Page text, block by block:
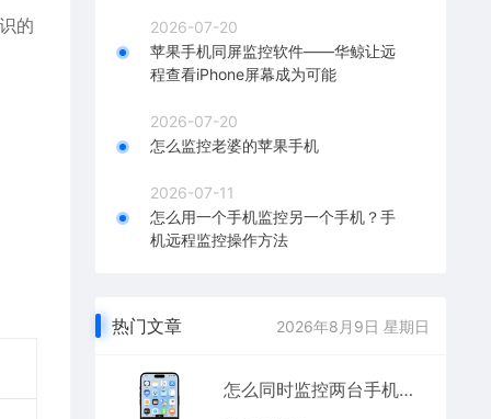
的
2026-07-20
苹果手机同屏监控软件——华鲸让远
程查看iPhone屏幕成为可能
2026-07-20
怎么监控老婆的苹果手机
2026-07-11
怎么用一个手机监控另一个手机？手
机远程监控操作方法
热门文章 2026年8月9日 星期日
怎么同时监控两台手机？一台看相册一台看屏幕，跨设备远程监控